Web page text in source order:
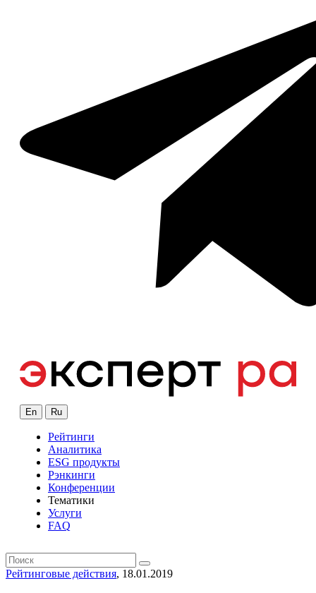
En Ru
Рейтинги
Аналитика
ESG продукты
Рэнкинги
Конференции
Тематики
Услуги
FAQ
Рейтинговые действия, 18.01.2019